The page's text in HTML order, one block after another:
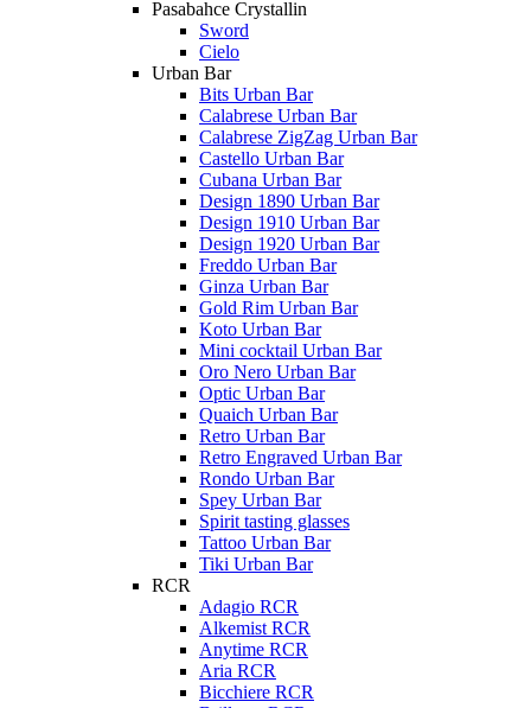
Pasabahce Crystallin
Sword
Cielo
Urban Bar
Bits Urban Bar
Calabrese Urban Bar
Calabrese ZigZag Urban Bar
Castello Urban Bar
Cubana Urban Bar
Design 1890 Urban Bar
Design 1910 Urban Bar
Design 1920 Urban Bar
Freddo Urban Bar
Ginza Urban Bar
Gold Rim Urban Bar
Koto Urban Bar
Mini cocktail Urban Bar
Oro Nero Urban Bar
Optic Urban Bar
Quaich Urban Bar
Retro Urban Bar
Retro Engraved Urban Bar
Rondo Urban Bar
Spey Urban Bar
Spirit tasting glasses
Tattoo Urban Bar
Tiki Urban Bar
RCR
Adagio RCR
Alkemist RCR
Anytime RCR
Aria RCR
Bicchiere RCR